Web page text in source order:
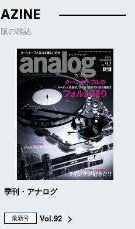
の雑誌
季刊・アナログ
最新号
Vol.92